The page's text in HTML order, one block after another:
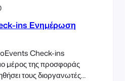
ins Ενημέρωση
Check-ins
μέρος της προσφοράς
τους διοργανωτές